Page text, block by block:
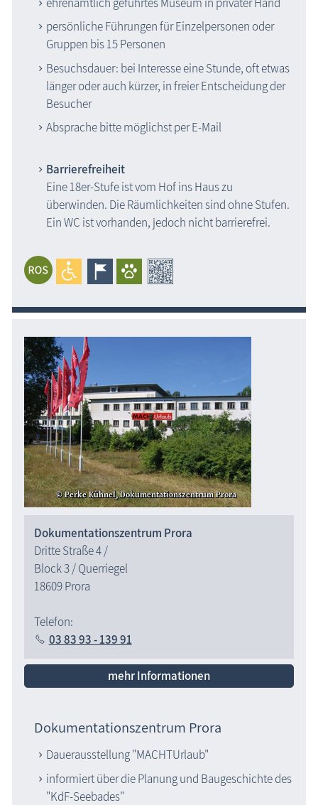
persönliche Führungen für Einzelpersonen oder
Gruppen bis 15 Personen
Besuchsdauer: bei Interesse eine Stunde, oft etwas
länger oder auch kürzer, in freier Entscheidung der
Besucher
Absprache bitte möglichst per E-Mail
Barrierefreiheit
Eine 18er-Stufe ist vom Hof ins Haus zu
überwinden. Die Räumlichkeiten sind ohne Stufen.
Ein WC ist vorhanden, jedoch nicht barrierefrei.
Dokumentationszentrum Prora
Dritte Straße 4 /
Block 3 / Querriegel
18609 Prora
Telefon:
03 83 93 - 139 91
mehr Informationen
Dokumentationszentrum Prora
Dauerausstellung "MACHTUrlaub"
informiert über die Planung und Baugeschichte des
"KdF-Seebades"